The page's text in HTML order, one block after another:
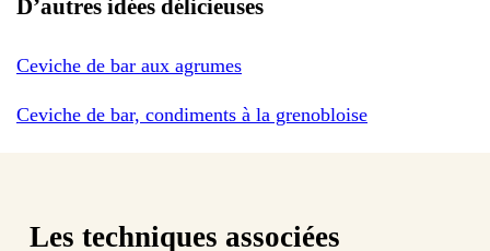
D’autres idées délicieuses
Ceviche de bar aux agrumes
Ceviche de bar, condiments à la grenobloise
Les techniques associées